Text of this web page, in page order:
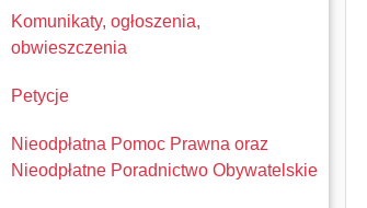
Komunikaty, ogłoszenia,
obwieszczenia
Petycje
Nieodpłatna Pomoc Prawna oraz
Nieodpłatne Poradnictwo Obywatelskie